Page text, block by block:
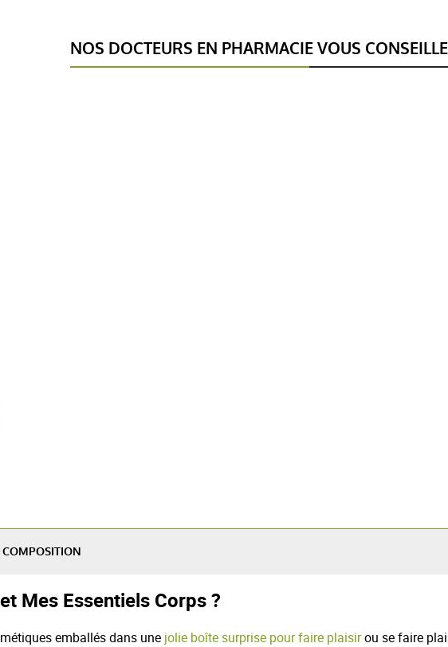
NOS DOCTEURS EN PHARMACIE VOUS
Mes Essentiels Corps ?
emballés dans une jolie boîte surprise pour faire plaisirou se faire